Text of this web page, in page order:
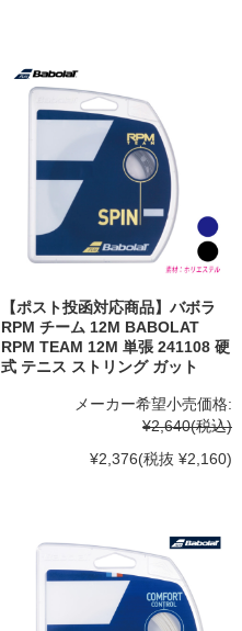
【ポスト投函対応商品】バボラ
RPM チーム 12M BABOLAT
RPM TEAM 12M 単張 241108 硬
式 テニス ストリング ガット
メーカー希望小売価格:
¥2,640(税込)
¥2,376(税抜 ¥2,160)